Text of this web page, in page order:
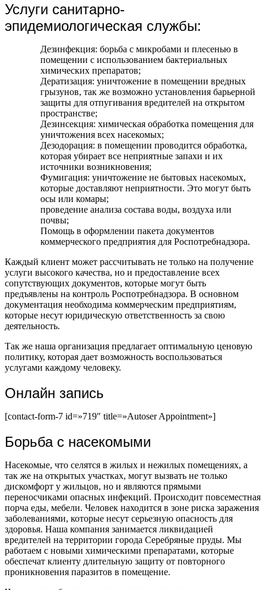
Услуги санитарно-
эпидемиологическая службы:
Дезинфекция: борьба с микробами и плесенью в
помещении с использованием бактериальных
химических препаратов;
Дератизация: уничтожение в помещении вредных
грызунов, так же возможно установления барьерной
защиты для отпугивания вредителей на открытом
пространстве;
Дезинсекция: химическая обработка помещения для
уничтожения всех насекомых;
Дезодорация: в помещении проводится обработка,
которая убирает все неприятные запахи и их
источники возникновения;
Фумигация: уничтожение не бытовых насекомых,
которые доставляют неприятности. Это могут быть
осы или комары;
проведение анализа состава воды, воздуха или
почвы;
Помощь в оформлении пакета документов
коммерческого предприятия для Роспотребнадзора.
Каждый клиент может рассчитывать не только на получение
услуги высокого качества, но и предоставление всех
сопутствующих документов, которые могут быть
предъявлены на контроль Роспотребнадзора. В основном
документация необходима коммерческим предприятиям,
которые несут юридическую ответственность за свою
деятельность.
Так же наша организация предлагает оптимальную ценовую
политику, которая дает возможность воспользоваться
услугами каждому человеку.
Онлайн запись
[contact-form-7 id=»719″ title=»Autoser Appointment»]
Борьба с насекомыми
Насекомые, что селятся в жилых и нежилых помещениях, а
так же на открытых участках, могут вызвать не только
дискомфорт у жильцов, но и являются прямыми
переносчиками опасных инфекций. Происходит повсеместная
порча еды, мебели. Человек находится в зоне риска заражения
заболеваниями, которые несут серьезную опасность для
здоровья. Наша компания занимается ликвидацией
вредителей на территории города Серебряные пруды. Мы
работаем с новыми химическими препаратами, которые
обеспечат клиенту длительную защиту от повторного
проникновения паразитов в помещение.